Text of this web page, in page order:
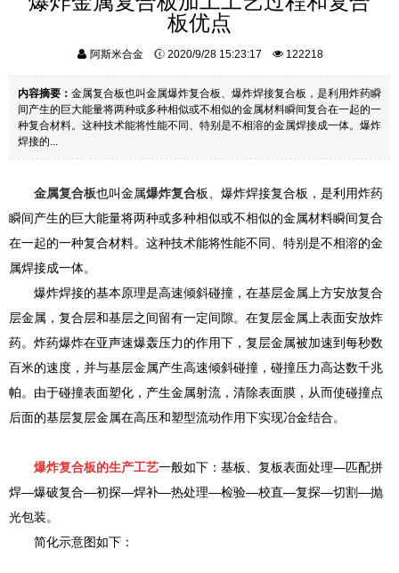
板优点
阿斯米合金 2020/9/28 15:23:17 122218
内容摘要： 金属复合板也叫金属爆炸复合板、爆炸焊接复合板，是利用炸药瞬
间产生的巨大能量将两种或多种相似或不相似的金属材料瞬间复合在一起的一
种复合材料。这种技术能将性能不同、特别是不相溶的金属焊接成一体。爆炸
焊接的...
金属复合板也叫金属爆炸复合板、爆炸焊接复合板，是利用炸药
瞬间产生的巨大能量将两种或多种相似或不相似的金属材料瞬间复合
在一起的一种复合材料。这种技术能将性能不同、特别是不相溶的金
属焊接成一体。
爆炸焊接的基本原理是高速倾斜碰撞，在基层金属上方安放复合
层金属，复合层和基层之间留有一定间隙。在复层金属上表面安放炸
药。炸药爆炸在亚声速爆轰压力的作用下，复层金属被加速到每秒数
百米的速度，并与基层金属产生高速倾斜碰撞，碰撞压力高达数千兆
帕。由于碰撞表面塑化，产生金属射流，清除表面膜，从而使碰撞点
后面的基层复层金属在高压和塑型流动作用下实现冶金结合。
爆炸复合板的生产工艺一般如下：基板、复板表面处理—匹配拼
焊—爆破复合—初探—焊补—热处理—检验—校直—复探—切割—抛
光包装。
简化示意图如下：